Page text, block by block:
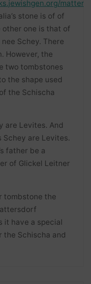
stone is of of
other one is that of
Schey. There
However, the
two tombstones
the shape used
the Schischa
are Levites. And
Schey are Levites.
father be a
of Glickel Leitner
tombstone the
it have a special
Schischa and